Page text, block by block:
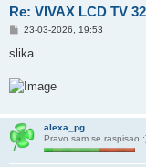
Re: VIVAX LCD TV
P
s
23-03-2026, 19:53
slika
alexa_pg
Pravo sam se raspisao